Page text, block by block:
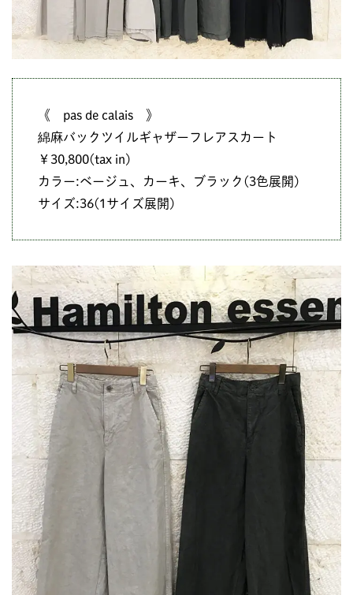
《 pas de calais 》
綿麻バックツイルギャザーフレアスカート
￥30,800(tax in)
カラー:ベージュ、カーキ、ブラック(3色展開)
サイズ:36(1サイズ展開)